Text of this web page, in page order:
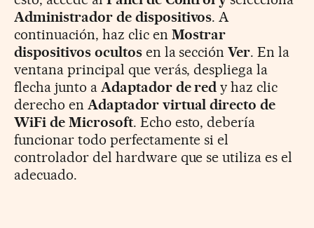
Administrador de dispositivos. A
continuación, haz clic en Mostrar
dispositivos ocultosen la secciónVer. En la
ventana principal que verás, despliega la
flecha junto a Adaptador de red y haz clic
derecho en Adaptador virtual directo de
WiFi de Microsoft. Echo esto, debería
funcionar todo perfectamente si el
controlador del hardware que se utiliza es el
adecuado.